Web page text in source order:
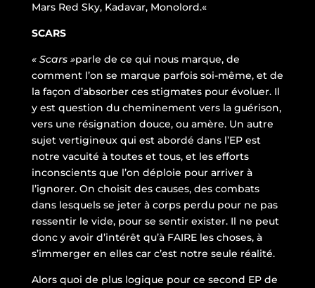
Mars Red Sky, Kadavar, Monolord.«
SCARS
« Scars »parle de ce qui nous marque, de
comment l’on se marque parfois soi-même, et de
la façon d’absorber ces stigmates pour évoluer. Il
y est question du cheminement vers la guérison,
vers une résignation douce, ou amère. Un autre
sujet vertigineux qui est abordé dans l’EP est
notre vacuité à toutes et tous, et les efforts
inconscients que l’on déploie pour arriver à
l’ignorer. On choisit des causes, des combats
dans lesquels se jeter à corps perdu pour ne pas
ressentir le vide, pour se sentir exister. Il ne peut
donc y avoir d’intérêt qu’à FAIRE les choses, à
s’immerger en elles car c’est notre seule réalité.
Alors quoi de plus logique pour ce second EP de